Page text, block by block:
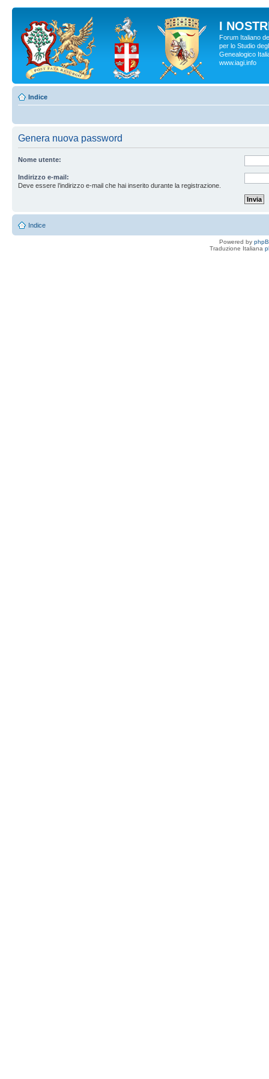
I
Forum Italiano
per lo Studio
Genealogico
www.iagi.info
Indice
Genera nuova password
Nome utente:
Indirizzo e-mail:
Deve essere l’indirizzo e-mail che hai inserito durante la registrazione.
Indice
Powered by
Traduzione Italiana